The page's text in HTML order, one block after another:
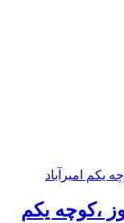
،کوچه یکم